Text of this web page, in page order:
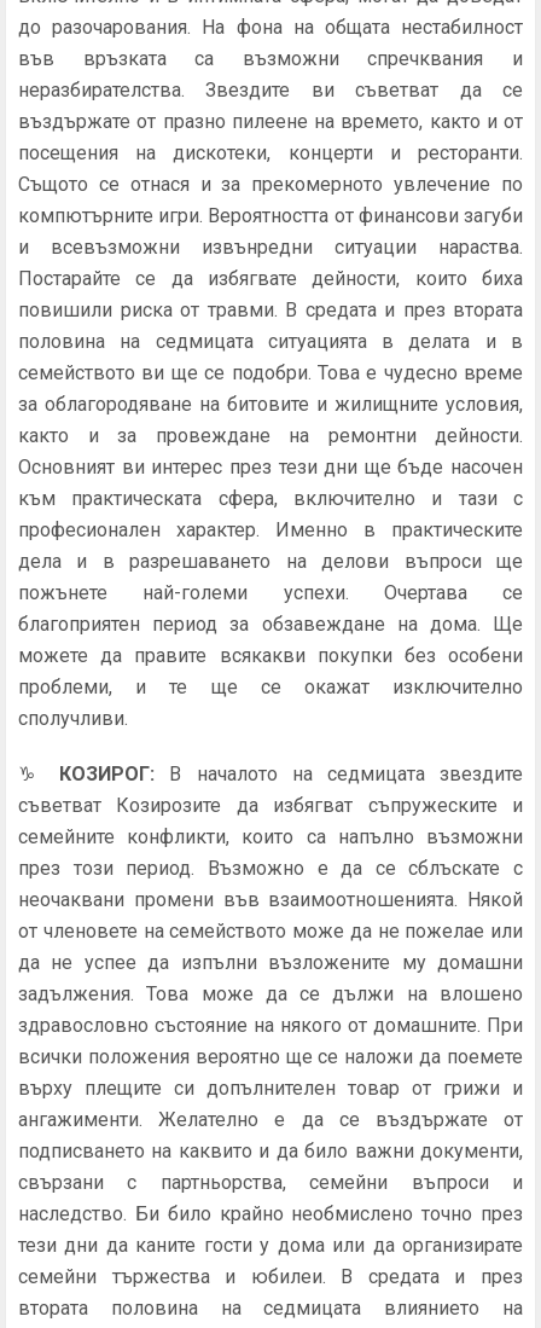
до разочарования. На фона на общата нестабилност
във връзката са възможни спречквания и
неразбирателства. Звездите ви съветват да се
въздържате от празно пилеене на времето, както и от
посещения на дискотеки, концерти и ресторанти.
Същото се отнася и за прекомерното увлечение по
компютърните игри. Вероятността от финансови загуби
и всевъзможни извънредни ситуации нараства.
Постарайте се да избягвате дейности, които биха
повишили риска от травми. В средата и през втората
половина на седмицата ситуацията в делата и в
семейството ви ще се подобри. Това е чудесно време
за облагородяване на битовите и жилищните условия,
както и за провеждане на ремонтни дейности.
Основният ви интерес през тези дни ще бъде насочен
към практическата сфера, включително и тази с
професионален характер. Именно в практическите
дела и в разрешаването на делови въпроси ще
пожънете най-големи успехи. Очертава се
благоприятен период за обзавеждане на дома. Ще
можете да правите всякакви покупки без особени
проблеми, и те ще се окажат изключително
сполучливи.
♑ КОЗИРОГ: В началото на седмицата звездите
съветват Козирозите да избягват съпружеските и
семейните конфликти, които са напълно възможни
през този период. Възможно е да се сблъскате с
неочаквани промени във взаимоотношенията. Някой
от членовете на семейството може да не пожелае или
да не успее да изпълни възложените му домашни
задължения. Това може да се дължи на влошено
здравословно състояние на някого от домашните. При
всички положения вероятно ще се наложи да поемете
върху плещите си допълнителен товар от грижи и
ангажименти. Желателно е да се въздържате от
подписването на каквито и да било важни документи,
свързани с партньорства, семейни въпроси и
наследство. Би било крайно необмислено точно през
тези дни да каните гости у дома или да организирате
семейни тържества и юбилеи. В средата и през
втората половина на седмицата влиянието на